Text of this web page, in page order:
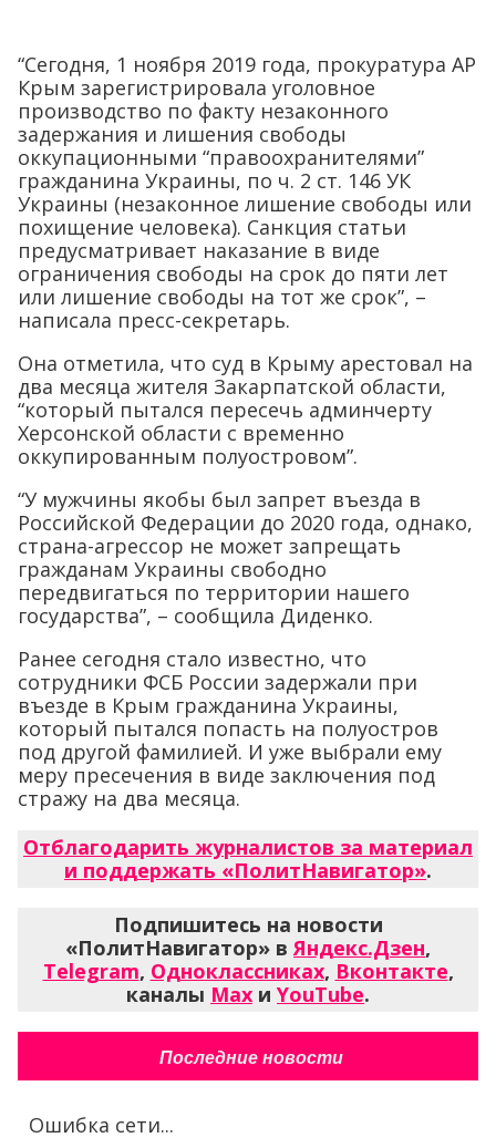
“Сегодня, 1 ноября 2019 года, прокуратура АР
Крым зарегистрировала уголовное
производство по факту незаконного
задержания и лишения свободы
оккупационными “правоохранителями”
гражданина Украины, по ч. 2 ст. 146 УК
Украины (незаконное лишение свободы или
похищение человека). Санкция статьи
предусматривает наказание в виде
ограничения свободы на срок до пяти лет
или лишение свободы на тот же срок”, –
написала пресс-секретарь.
Она отметила, что суд в Крыму арестовал на
два месяца жителя Закарпатской области,
“который пытался пересечь админчерту
Херсонской области с временно
оккупированным полуостровом”.
“У мужчины якобы был запрет въезда в
Российской Федерации до 2020 года, однако,
страна-агрессор не может запрещать
гражданам Украины свободно
передвигаться по территории нашего
государства”, – сообщила Диденко.
Ранее сегодня стало известно, что
сотрудники ФСБ России задержали при
въезде в Крым гражданина Украины,
который пытался попасть на полуостров
под другой фамилией. И уже выбрали ему
меру пресечения в виде заключения под
стражу на два месяца.
Отблагодарить журналистов за материал
и поддержать «ПолитНавигатор».
Подпишитесь на новости
«ПолитНавигатор» вЯндекс.Дзен,
Telegram, Одноклассниках, Вконтакте,
каналы Max и YouTube.
Последние новости
Ошибка сети...